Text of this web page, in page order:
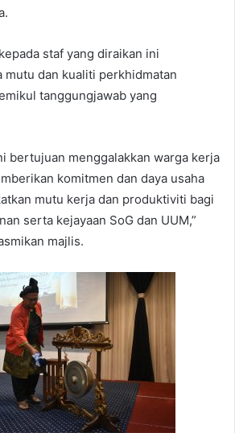
staf yang diraikan ini
mutu dan kualiti perkhidmatan
tanggungjawab yang
bertujuan menggalakkan warga kerja
komitmen dan daya usaha
mutu kerja dan produktiviti bagi
serta kejayaan SoG dan UUM,”
majlis.